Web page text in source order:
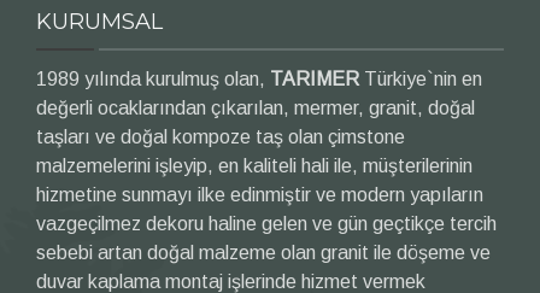
KURUMSAL
1989 yılında kurulmuş olan, TARIMER Türkiye`nin en
değerli ocaklarından çıkarılan, mermer, granit, doğal
taşları ve doğal kompoze taş olan çimstone
malzemelerini işleyip, en kaliteli hali ile, müşterilerinin
hizmetine sunmayı ilke edinmiştir ve modern yapıların
vazgeçilmez dekoru haline gelen ve gün geçtikçe tercih
sebebi artan doğal malzeme olan granit ile döşeme ve
duvar kaplama montaj işlerinde hizmet vermek